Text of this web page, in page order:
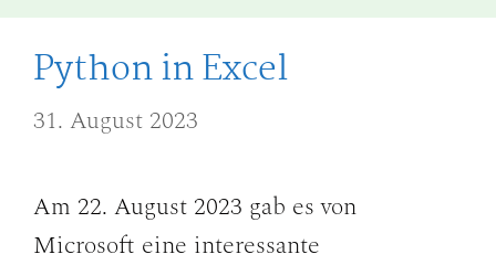
Python in Excel
31. August 2023
Am 22. August 2023 gab es von
Microsoft eine interessante